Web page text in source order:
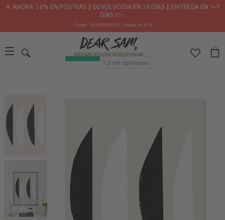
🌟 AHORA: 30% EN PÓSTERS ┃ DEVOLUCIÓN EN 30 DÍAS ┃ ENTREGA EN 2–7
DÍAS 📦✨
Code: SUMMER30, hasta el 6/8